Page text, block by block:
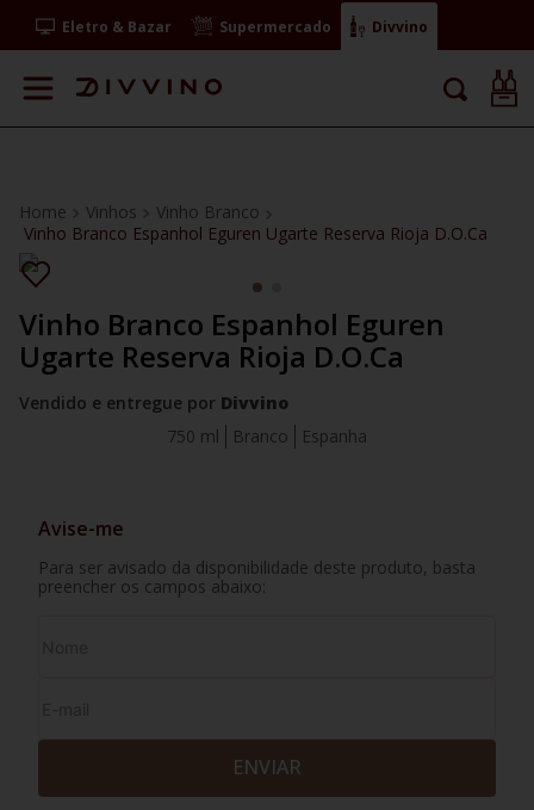
Eletro & Bazar Supermercado Divvino
Vinhos
Vinho Branco
Vinho Branco Espanhol Eguren Ugarte Reserva Rioja D.O.Ca
Vinho Branco Espanhol Eguren
Ugarte Reserva Rioja D.O.Ca
Vendido e entregue por Divvino
Branco
Espanha
750 ml
Avise-me
Para ser avisado da disponibilidade deste produto, basta
preencher os campos abaixo:
ENVIAR